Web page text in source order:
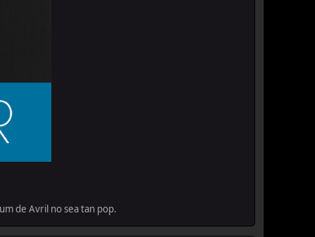
de Avril no sea tan pop.